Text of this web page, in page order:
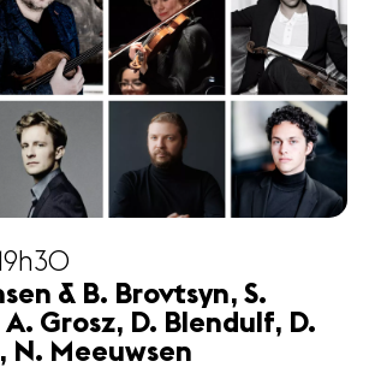
& B. Brovtsyn, S.
Grosz, D. Blendulf, D.
N. Meeuwsen